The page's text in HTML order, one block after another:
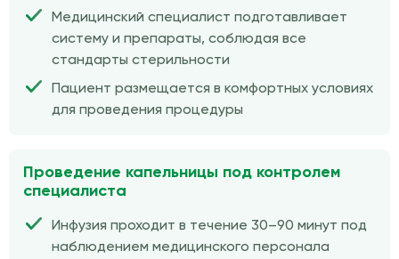
Медицинский специалист подготавливает
систему и препараты, соблюдая все
стандарты стерильности
Пациент размещается в комфортных условиях
для проведения процедуры
Проведение капельницы под контролем
специалиста
Инфузия проходит в течение 30–90 минут под
наблюдением медицинского персонала